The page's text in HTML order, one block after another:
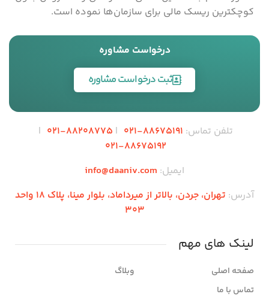
کوچکترین ریسک مالی برای سازمان‌ها نموده است.
درخواست مشاوره
ثبت درخواست مشاوره
تلفن تماس: 88675191
-021
|
88208775
-021
|
88675192
-021
ایمیل: info@daaniv.com
آدرس:
تهران، جردن، بالاتر از میرداماد، بلوار مینا، پلاک 18 واحد
303
لینک های مهم
صفحه اصلی
تماس با ما
وبلاگ